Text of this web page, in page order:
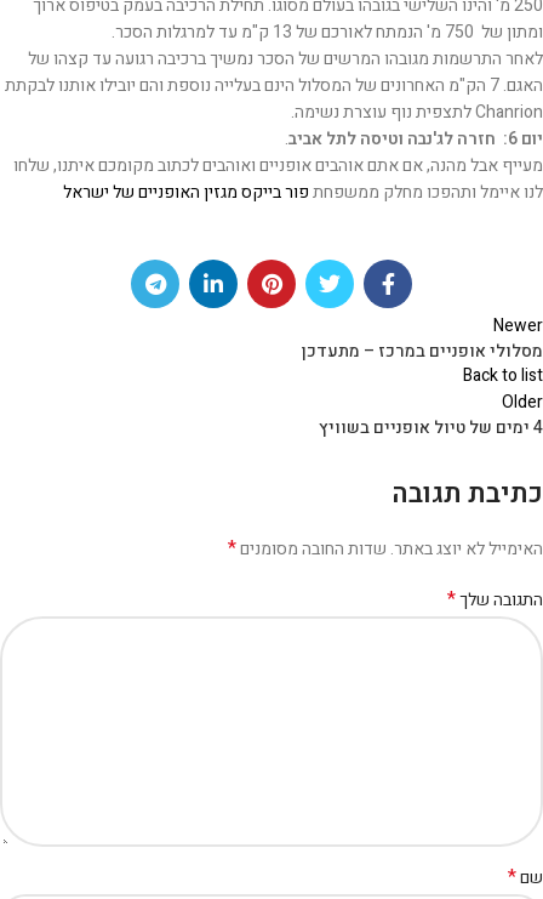
250 מ' והינו השלישי בגובהו בעולם מסוגו. תחילת הרכיבה בעמק בטיפוס ארוך
ומתון של 750 מ' הנמתח לאורכם של 13 ק"מ עד למרגלות הסכר.
לאחר התרשמות מגובהו המרשים של הסכר נמשיך ברכיבה רגועה עד קצהו של
האגם. 7 הק"מ האחרונים של המסלול הינם בעלייה נוספת והם יובילו אותנו לבקתת
Chanrion לתצפית נוף עוצרת נשימה.
יום 6: חזרה לג'נבה וטיסה לתל אביב
.
מעייף אבל מהנה, אם אתם אוהבים אופניים ואוהבים לכתוב מקומכם איתנו, שלחו
לנו איימל ותהפכו מחלק ממשפחתפור בייקס מגזין האופניים של ישראל
Newer
מסלולי אופניים במרכז – מתעדכן
Back to list
Older
4 ימים של טיול אופניים בשוויץ
כתיבת תגובה
האימייל לא יוצג באתר. שדות החובה מסומנים*
התגובה שלך*
שם*